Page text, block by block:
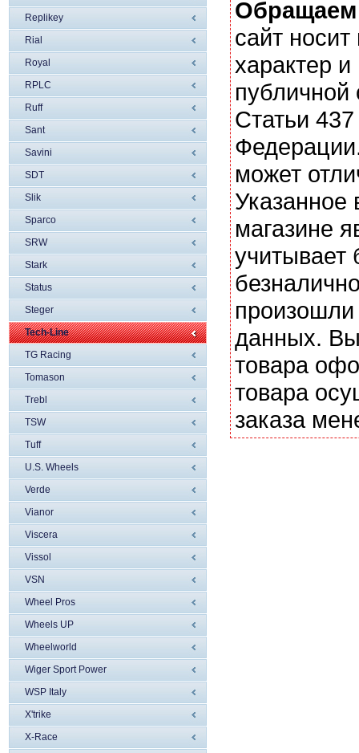
Replikey
Rial
Royal
RPLC
Ruff
Sant
Savini
SDT
Slik
Sparco
SRW
Stark
Status
Steger
Tech-Line
TG Racing
Tomason
Trebl
TSW
Tuff
U.S. Wheels
Verde
Vianor
Viscera
Vissol
VSN
Wheel Pros
Wheels UP
Wheelworld
Wiger Sport Power
WSP Italy
X'trike
X-Race
сайт
характер
Статьи
может
магазине
учитывает
данных. Вы
товара
товара
заказа